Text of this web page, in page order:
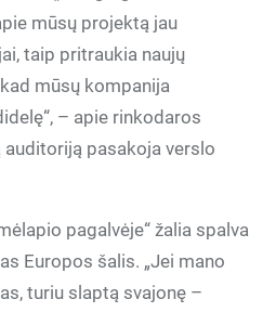
mūsų projektą jau
taip pritraukia naujų
mūsų kompanija
– apie rinkodaros
pasakoja verslo
pagalvėje“ žalia spalva
Europos šalis. „Jei mano
turiu slaptą svajonę –